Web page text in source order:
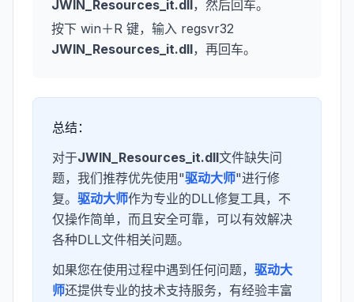
JWIN_Resources_it.dll，然后回车。
按下 win＋R 键，输入 regsvr32
JWIN_Resources_it.dll，再回车。
总结：
对于JWIN_Resources_it.dll文件缺失问
题，我们推荐优先使用"驱动大师"进行修
复。 驱动大师作为专业的DLL修复工具，不
仅操作简单，而且安全可靠，可以有效解决
各种DLL文件相关问题。
如果您在使用过程中遇到任何问题， 驱动大
师还提供专业的技术支持服务，有经验丰富